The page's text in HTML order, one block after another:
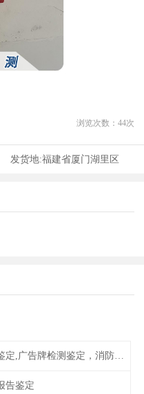
浏览次数： 44次
发货地:福建省厦门湖里区
房屋检测鉴定,广告牌检测鉴定，消防检测
告鉴定